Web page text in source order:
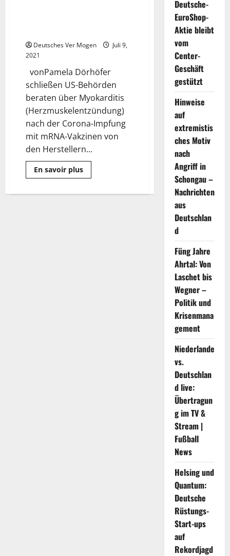
Deutsches Ver Mogen
Juli 9,
2021
vonPamela Dörhöfer
schließen US-Behörden
beraten über Myokarditis
(Herzmuskelentzündung)
nach der Corona-Impfung
mit mRNA-Vakzinen von
den Herstellern...
En savoir plusMehr
Informationen
nach
Deutsche-
EuroShop-
Aktie bleibt
vom
Center-
Geschäft
gestützt
Hinweise
auf
extremistis
ches Motiv
nach
Angriff in
Schongau –
Nachrichten
aus
Deutschlan
d
Füng Jahre
Ahrtal: Von
Laschet bis
Wegner –
Politik und
Krisenmana
gement
Niederlande
vs.
Deutschlan
d live:
Übertragun
g im TV &
Stream |
Fußball
News
Helsing und
Quantum:
Deutsche
Rüstungs-
Start-ups
auf
Rekordjagd